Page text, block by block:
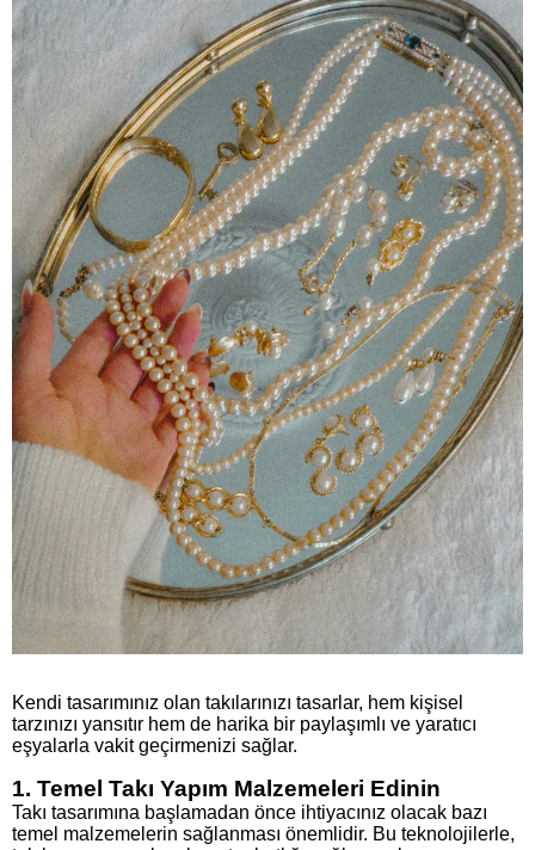
Kendi tasarımınız olan takılarınızı tasarlar, hem kişisel
tarzınızı yansıtır hem de harika bir paylaşımlı ve yaratıcı
eşyalarla vakit geçirmenizi sağlar.
1. Temel Takı Yapım Malzemeleri Edinin
Takı tasarımına başlamadan önce ihtiyacınız olacak bazı
temel malzemelerin sağlanması önemlidir. Bu teknolojilerle,